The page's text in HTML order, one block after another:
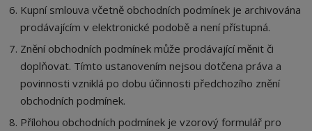
Kupní smlouva včetně obchodních podmínek je archivována
prodávajícím v elektronické podobě a není přístupná.
Znění obchodních podmínek může prodávající měnit či
doplňovat. Tímto ustanovením nejsou dotčena práva a
povinnosti vzniklá po dobu účinnosti předchozího znění
obchodních podmínek.
Přílohou obchodních podmínek je vzorový formulář pro